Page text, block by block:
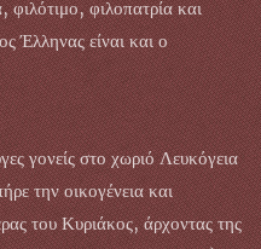
φιλοπατρία και
Έλληνας είναι και ο
γονείς στο χωριό Λευκόγεια
την οικογένεια και
του Κυριάκος, άρχοντας της